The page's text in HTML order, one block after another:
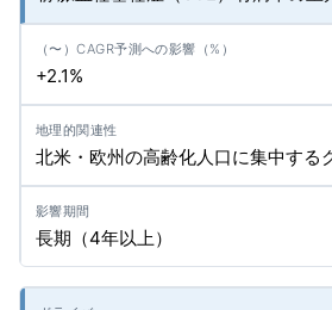
+2.1%
北米・欧州の高齢化人口に集中する
長期（4年以上）